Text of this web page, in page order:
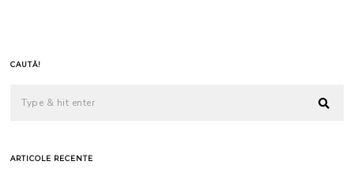
CAUTĂ!
ARTICOLE RECENTE